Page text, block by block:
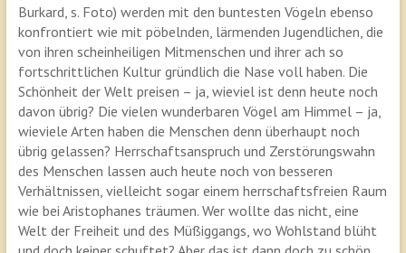
Burkard, s. Foto) werden mit den buntesten Vögeln ebenso
konfrontiert wie mit pöbelnden, lärmenden Jugendlichen, die
von ihren scheinheiligen Mitmenschen und ihrer ach so
fortschrittlichen Kultur gründlich die Nase voll haben. Die
Schönheit der Welt preisen – ja, wieviel ist denn heute noch
davon übrig? Die vielen wunderbaren Vögel am Himmel – ja,
wieviele Arten haben die Menschen denn überhaupt noch
übrig gelassen? Herrschaftsanspruch und Zerstörungswahn
des Menschen lassen auch heute noch von besseren
Verhältnissen, vielleicht sogar einem herrschaftsfreien Raum
wie bei Aristophanes träumen. Wer wollte das nicht, eine
Welt der Freiheit und des Müßiggangs, wo Wohlstand blüht